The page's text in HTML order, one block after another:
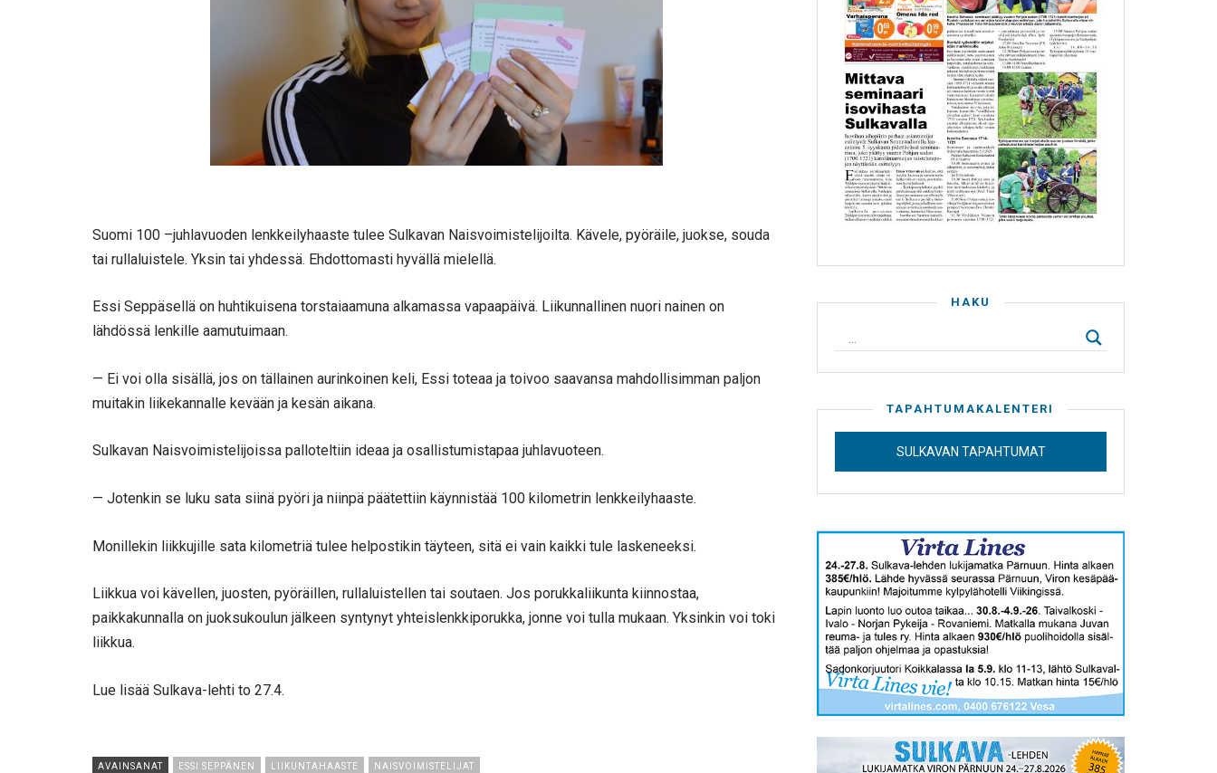
Suomi 100 –juhlavuoden lenkkeilyhaaste tulee Sulkavan Naisvoimistelijoilta. Kävele, pyöräile, juokse, souda
tai rullaluistele. Yksin tai yhdessä. Ehdottomasti hyvällä mielellä.
Essi Seppäsellä on huhtikuisena torstaiaamuna alkamassa vapaapäivä. Liikunnallinen nuori nainen on
lähdössä lenkille aamutuimaan.
— Ei voi olla sisällä, jos on tällainen aurinkoinen keli, Essi toteaa ja toivoo saavansa mahdollisimman paljon
muitakin liikekannalle kevään ja kesän aikana.
Sulkavan Naisvoimistelijoissa palloteltiin ideaa ja osallistumistapaa juhlavuoteen.
— Jotenkin se luku sata siinä pyöri ja niinpä päätettiin käynnistää 100 kilometrin lenkkeilyhaaste.
Monillekin liikkujille sata kilometriä tulee helpostikin täyteen, sitä ei vain kaikki tule laskeneeksi.
Liikkua voi kävellen, juosten, pyöräillen, rullaluistellen tai soutaen. Jos porukkaliikunta kiinnostaa,
paikkakunnalla on juoksukoulun jälkeen syntynyt yhteislenkkiporukka, jonne voi tulla mukaan. Yksinkin voi toki
liikkua.
Lue lisää Sulkava-lehti to 27.4.
AVAINSANAT ESSI SEPPÄNEN LIIKUNTAHAASTE NAISVOIMISTELIJAT
HAKU
TAPAHTUMAKALENTERI
SULKAVAN TAPAHTUMAT